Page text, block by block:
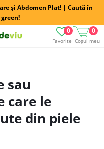
și Abdomen Plat! | Caută în
Favorite
0
Coșul meu
0
sau
care le
din piele